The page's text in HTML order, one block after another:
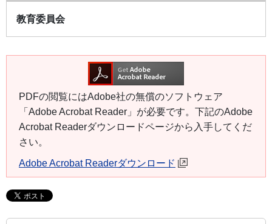
教育委員会
PDFの閲覧にはAdobe社の無償のソフトウェア
「Adobe Acrobat Reader」が必要です。下記のAdobe
Acrobat Readerダウンロードページから入手してくだ
さい。
Adobe Acrobat Readerダウンロード